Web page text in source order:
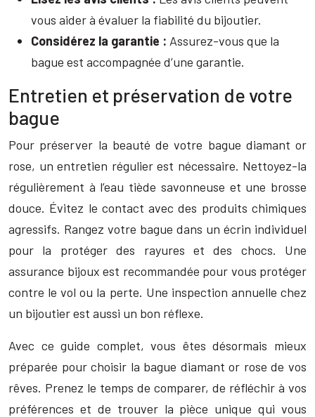
vous aider à évaluer la fiabilité du bijoutier.
Considérez la garantie : Assurez-vous que la
bague est accompagnée d’une garantie.
Entretien et préservation de votre
bague
Pour préserver la beauté de votre bague diamant or
rose, un entretien régulier est nécessaire. Nettoyez-la
régulièrement à l’eau tiède savonneuse et une brosse
douce. Évitez le contact avec des produits chimiques
agressifs. Rangez votre bague dans un écrin individuel
pour la protéger des rayures et des chocs. Une
assurance bijoux est recommandée pour vous protéger
contre le vol ou la perte. Une inspection annuelle chez
un bijoutier est aussi un bon réflexe.
Avec ce guide complet, vous êtes désormais mieux
préparée pour choisir la bague diamant or rose de vos
rêves. Prenez le temps de comparer, de réfléchir à vos
préférences et de trouver la pièce unique qui vous